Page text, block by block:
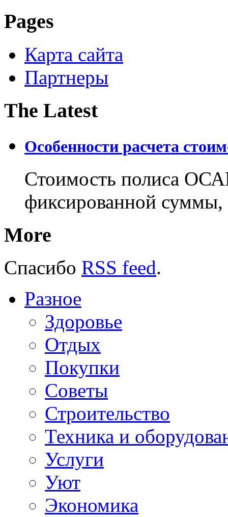
Pages
Карта сайта
Партнеры
The Latest
Особенности расчета
Стоимость полиса
фиксированной
More
Спасибо RSS feed.
Разное
Здоровье
Отдых
Покупки
Советы
Строительство
Техника и
Услуги
Уют
Экономика